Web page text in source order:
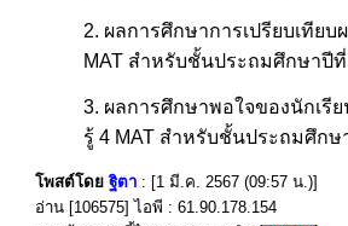
2. ผลการศึกษาการเปรียบเทีย
MAT สำหรับชั้นประถมศึกษาปี
3. ผลการศึกษาพอใจของนักเรี
รู้ 4 MAT สำหรับชั้นประถมศึกษ
โพสต์โดยฐิตา : [1 มี.ค. 2567 (09:57 น.)]
อ่าน [106575] ไอพี : 61.90.178.154